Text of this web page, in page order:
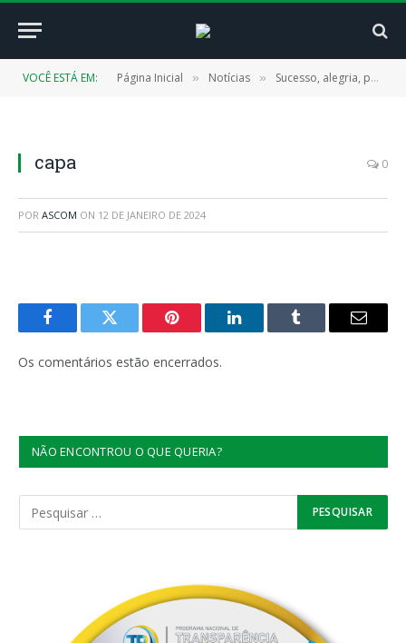
VOCÊ ESTÁ EM: Página Inicial » Notícias » Sucesso, alegria, paz: assim foi a festa do povo, nos 28 anos de Cachoeira do Piriá!
capa 0
POR ASCOM ON 12 DE JANEIRO DE 2024
FacebookTwitter Pinterest LinkedInTumblr
E-
Os comentários estão encerrados.
NÃO ENCONTROU O QUE QUERIA?